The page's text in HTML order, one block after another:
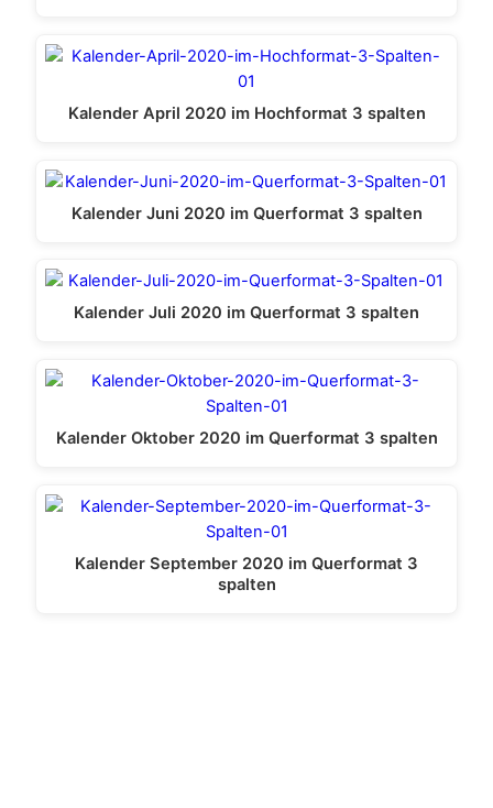
Kalender April 2020 im Hochformat 3 spalten
Kalender Juni 2020 im Querformat 3 spalten
Kalender Juli 2020 im Querformat 3 spalten
Kalender Oktober 2020 im Querformat 3 spalten
Kalender September 2020 im Querformat 3
spalten